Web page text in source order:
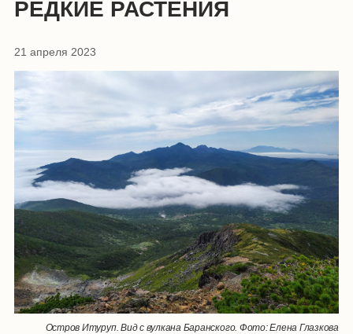
РЕДКИЕ РАСТЕНИЯ
21 апреля 2023
Остров Итуруп. Вид с вулкана Баранского. Фото: Елена Глазкова